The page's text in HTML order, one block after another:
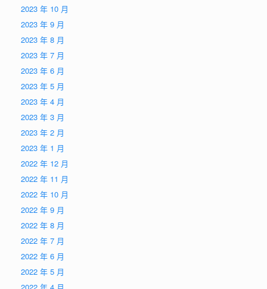
2023 年 10 月
2023 年 9 月
2023 年 8 月
2023 年 7 月
2023 年 6 月
2023 年 5 月
2023 年 4 月
2023 年 3 月
2023 年 2 月
2023 年 1 月
2022 年 12 月
2022 年 11 月
2022 年 10 月
2022 年 9 月
2022 年 8 月
2022 年 7 月
2022 年 6 月
2022 年 5 月